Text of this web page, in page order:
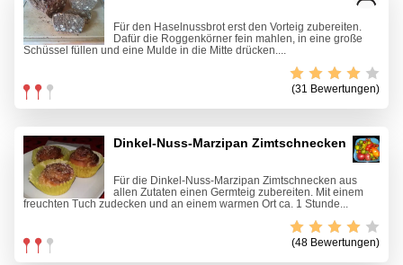
Für den Haselnussbrot erst den Vorteig zubereiten.
Dafür die Roggenkörner fein mahlen, in eine große
Schüssel füllen und eine Mulde in die Mitte drücken....
(31 Bewertungen)
Dinkel-Nuss-Marzipan Zimtschnecken
Für die Dinkel-Nuss-Marzipan Zimtschnecken aus
allen Zutaten einen Germteig zubereiten. Mit einem
freuchten Tuch zudecken und an einem warmen Ort ca. 1 Stunde...
(48 Bewertungen)